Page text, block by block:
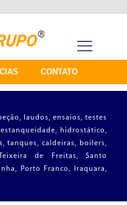
CONTATO
laudos, ensaios, testes
hidrostático,
tanques, caldeiras, boilers,
de Freitas, Santo
Porto Franco, Iraquara,